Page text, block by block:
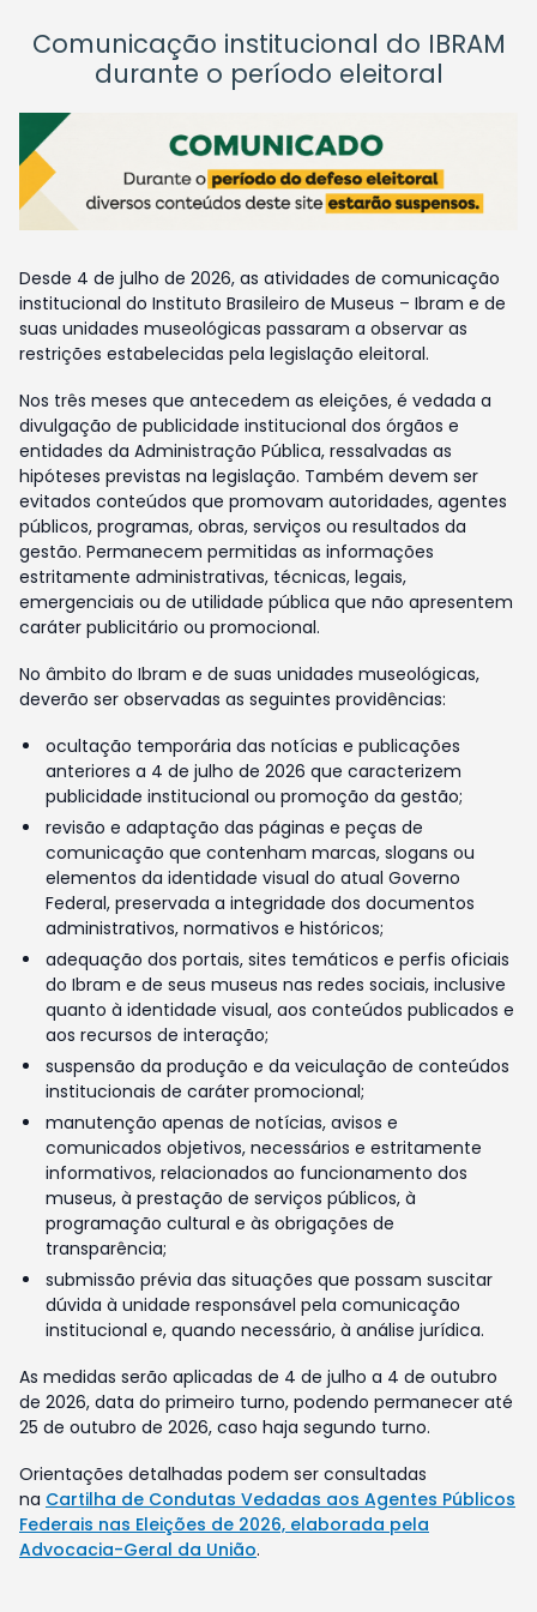
Comunicação institucional do IBRAM
durante o período eleitoral
Desde 4 de julho de 2026, as atividades de comunicação
institucional do Instituto Brasileiro de Museus – Ibram e de
suas unidades museológicas passaram a observar as
restrições estabelecidas pela legislação eleitoral.
Nos três meses que antecedem as eleições, é vedada a
divulgação de publicidade institucional dos órgãos e
entidades da Administração Pública, ressalvadas as
hipóteses previstas na legislação. Também devem ser
evitados conteúdos que promovam autoridades, agentes
públicos, programas, obras, serviços ou resultados da
gestão. Permanecem permitidas as informações
estritamente administrativas, técnicas, legais,
emergenciais ou de utilidade pública que não apresentem
caráter publicitário ou promocional.
No âmbito do Ibram e de suas unidades museológicas,
deverão ser observadas as seguintes providências:
ocultação temporária das notícias e publicações
anteriores a 4 de julho de 2026 que caracterizem
publicidade institucional ou promoção da gestão;
revisão e adaptação das páginas e peças de
comunicação que contenham marcas, slogans ou
elementos da identidade visual do atual Governo
Federal, preservada a integridade dos documentos
administrativos, normativos e históricos;
adequação dos portais, sites temáticos e perfis oficiais
do Ibram e de seus museus nas redes sociais, inclusive
quanto à identidade visual, aos conteúdos publicados e
aos recursos de interação;
suspensão da produção e da veiculação de conteúdos
institucionais de caráter promocional;
manutenção apenas de notícias, avisos e
comunicados objetivos, necessários e estritamente
informativos, relacionados ao funcionamento dos
museus, à prestação de serviços públicos, à
programação cultural e às obrigações de
transparência;
submissão prévia das situações que possam suscitar
dúvida à unidade responsável pela comunicação
institucional e, quando necessário, à análise jurídica.
As medidas serão aplicadas de 4 de julho a 4 de outubro
de 2026, data do primeiro turno, podendo permanecer até
25 de outubro de 2026, caso haja segundo turno.
Orientações detalhadas podem ser consultadas
na Cartilha de Condutas Vedadas aos Agentes Públicos
Federais nas Eleições de 2026, elaborada pela
Advocacia-Geral da União.